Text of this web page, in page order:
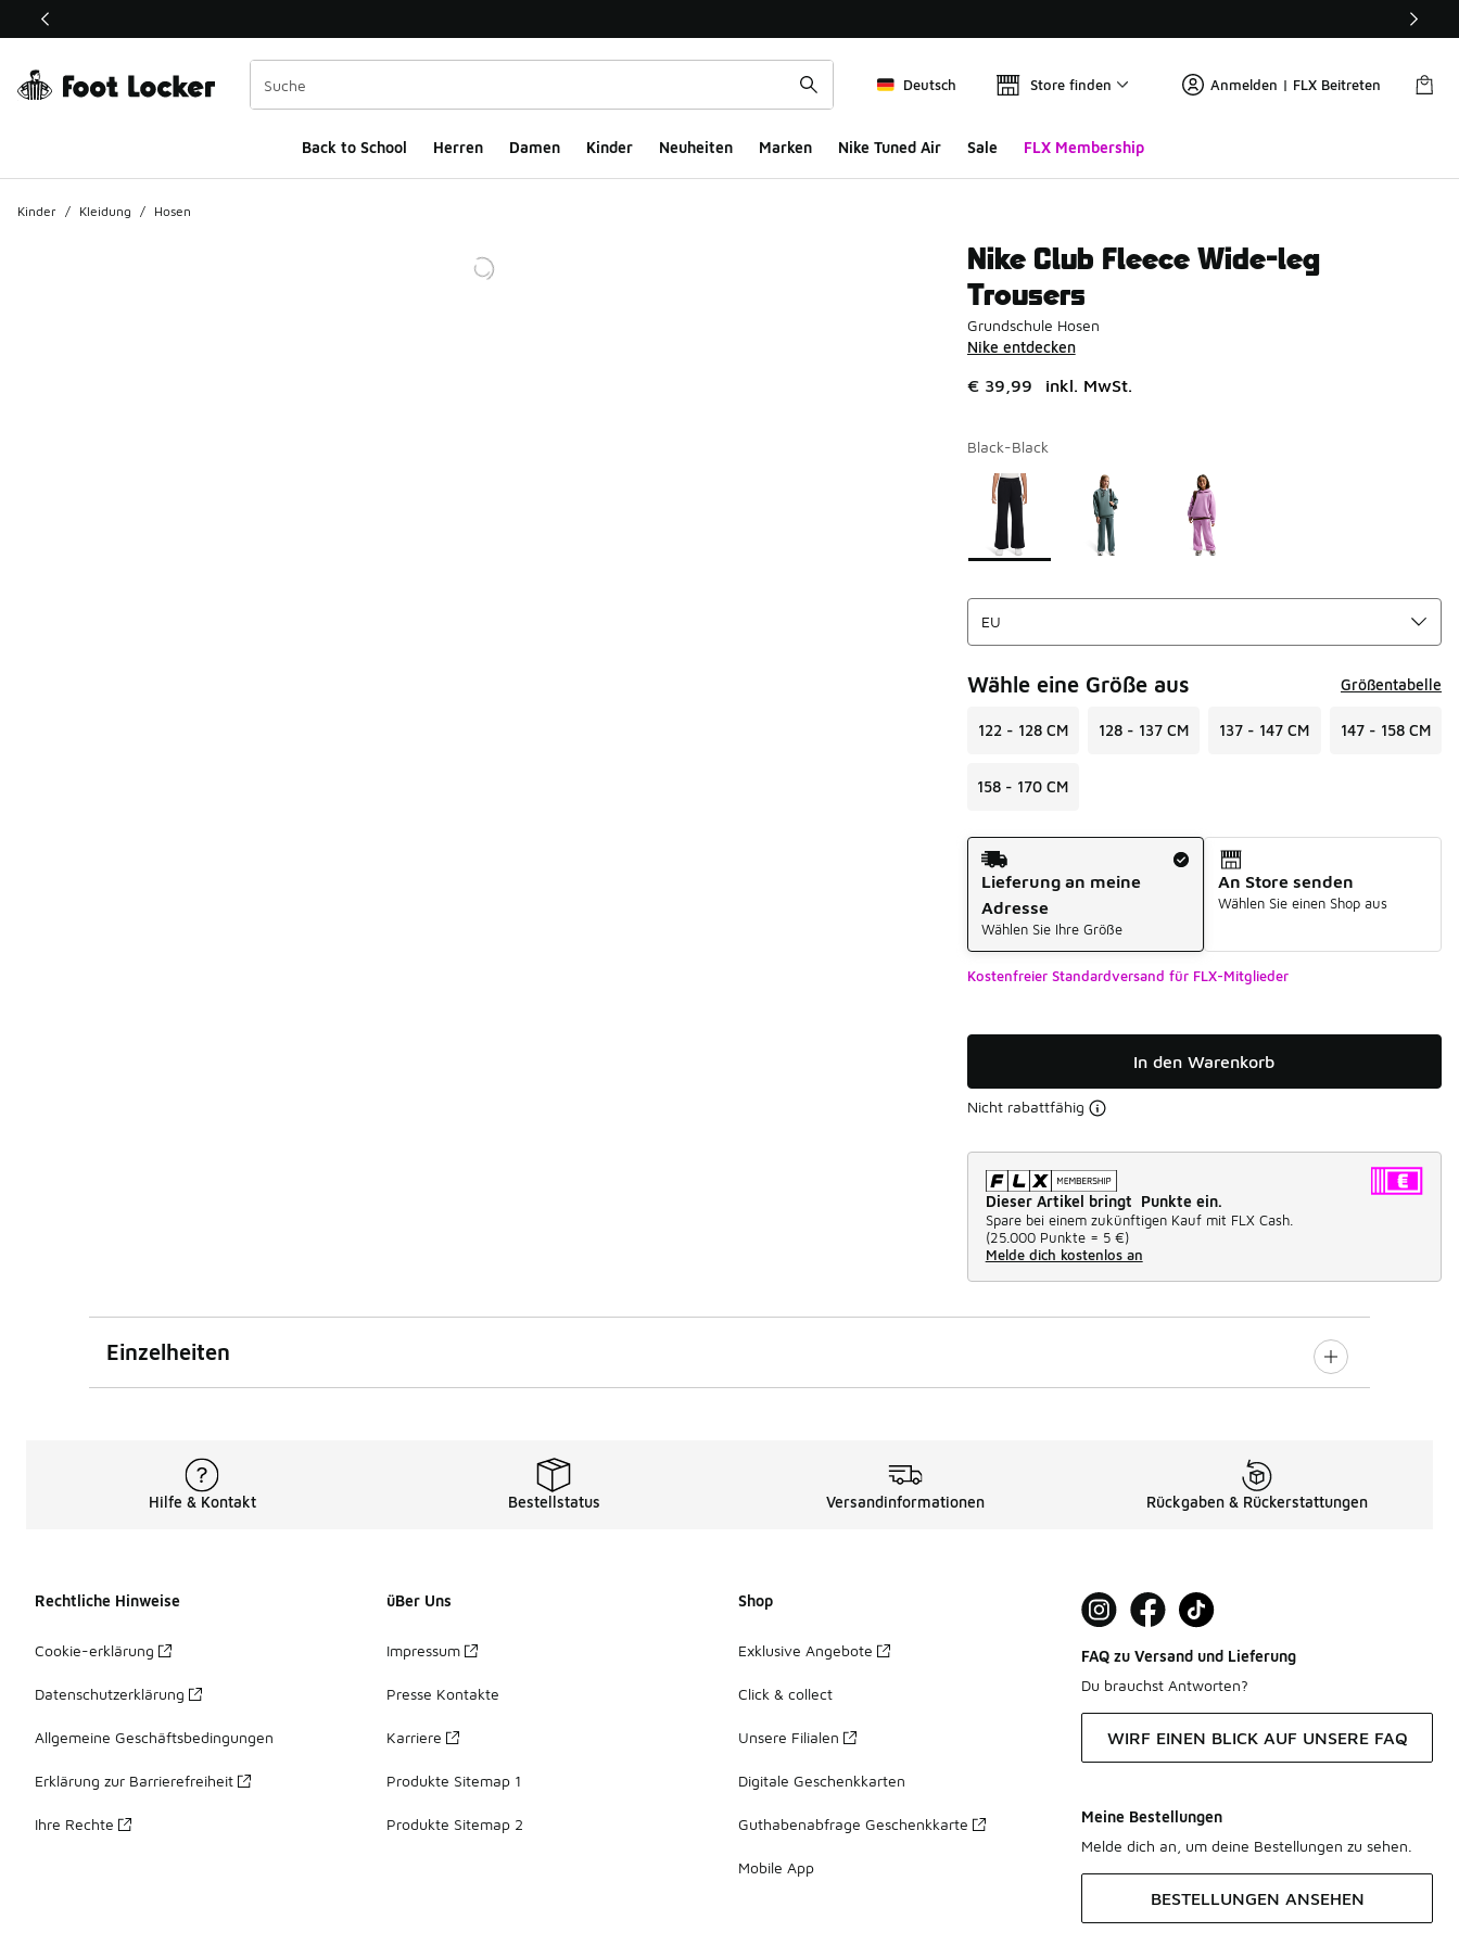
Dieser Link öffnet sich in einem neuen Fenster
Deutsch Store finden Anmelden | FLX Beitreten
Back to School Herren Damen Kinder Neuheiten Marken Nike Tuned Air Sale FLX Membership
Kinder / Kleidung / Hosen
Nike Club Fleece Wide-leg
Trousers
Grundschule Hosen
Nike entdecken
€ 39,99 inkl. MwSt.
Black-Black
Seite 1 von 1 zeigt die Farben 1 bis 3 von 3 an.
Bitte wählen Sie einen Stil aus*
Wähle eine Größe aus Größentabelle
122 - 128 CM 128 - 137 CM 137 - 147 CM 147 - 158 CM
158 - 170 CM
Versandart
Lieferung an meine
Adresse
Wählen Sie Ihre Größe
An Store senden
Wählen Sie einen Shop aus
Kostenfreier Standardversand für FLX-Mitglieder
In den Warenkorb
Nicht rabattfähig
Dieser Artikel bringt Punkte ein.
Spare bei einem zukünftigen Kauf mit FLX Cash.
(25.000 Punkte = 5 €)
Melde dich kostenlos an
Einzelheiten
Hilfe & Kontakt Bestellstatus Versandinformationen Rückgaben & Rückerstattungen
Rechtliche Hinweise
Cookie-erklärung
Datenschutzerklärung
Allgemeine Geschäftsbedingungen
Erklärung zur Barrierefreiheit
Ihre Rechte
üBer Uns
Impressum
Presse Kontakte
Karriere
Produkte Sitemap 1
Produkte Sitemap 2
Shop
Exklusive Angebote
Click & collect
Unsere Filialen
Digitale Geschenkkarten
Guthabenabfrage Geschenkkarte
Mobile App
FAQ zu Versand und Lieferung
Du brauchst Antworten?
WIRF EINEN BLICK AUF UNSERE FAQ
Meine Bestellungen
Melde dich an, um deine Bestellungen zu sehen.
BESTELLUNGEN ANSEHEN